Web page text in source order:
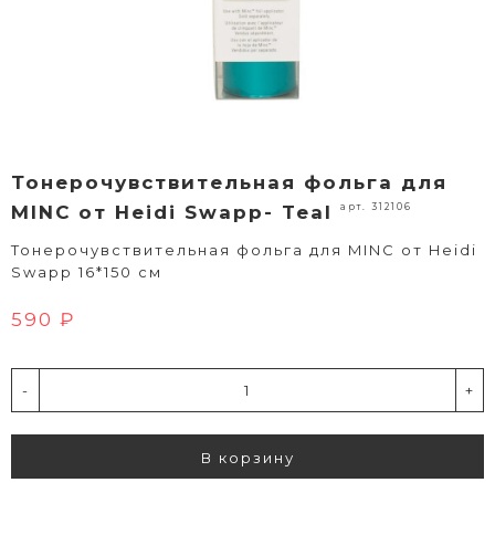
Тонерочувствительная фольга для
MINC от Heidi Swapp- Teal
арт. 312106
Тонерочувствительная фольга для MINC от Heidi
Swapp 16*150 см
590 ₽
- +
В корзину